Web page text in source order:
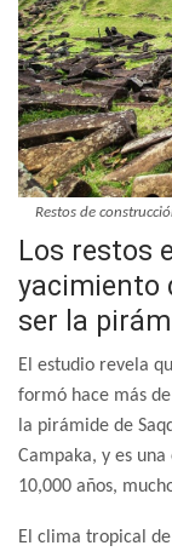
Restos de
Los restos
yacimiento
ser la
El estudio revela
formó hace más
la pirámide de
Campaka, y es
10,000 años,
El clima tropical